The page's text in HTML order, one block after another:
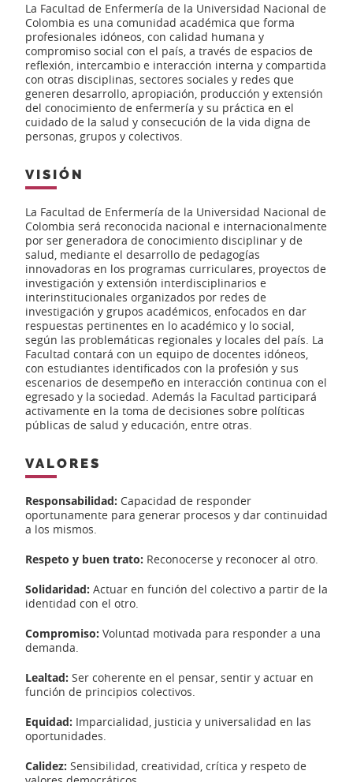
La Facultad de Enfermería de la Universidad Nacional de
Colombia es una comunidad académica que forma
profesionales idóneos, con calidad humana y
compromiso social con el país, a través de espacios de
reflexión, intercambio e interacción interna y compartida
con otras disciplinas, sectores sociales y redes que
generen desarrollo, apropiación, producción y extensión
del conocimiento de enfermería y su práctica en el
cuidado de la salud y consecución de la vida digna de
personas, grupos y colectivos.
VISIÓN
La Facultad de Enfermería de la Universidad Nacional de
Colombia será reconocida nacional e internacionalmente
por ser generadora de conocimiento disciplinar y de
salud, mediante el desarrollo de pedagogías
innovadoras en los programas curriculares, proyectos de
investigación y extensión interdisciplinarios e
interinstitucionales organizados por redes de
investigación y grupos académicos, enfocados en dar
respuestas pertinentes en lo académico y lo social,
según las problemáticas regionales y locales del país. La
Facultad contará con un equipo de docentes idóneos,
con estudiantes identificados con la profesión y sus
escenarios de desempeño en interacción continua con el
egresado y la sociedad. Además la Facultad participará
activamente en la toma de decisiones sobre políticas
públicas de salud y educación, entre otras.
VALORES
Responsabilidad: Capacidad de responder
oportunamente para generar procesos y dar continuidad
a los mismos.
Respeto y buen trato: Reconocerse y reconocer al otro.
Solidaridad: Actuar en función del colectivo a partir de la
identidad con el otro.
Compromiso: Voluntad motivada para responder a una
demanda.
Lealtad: Ser coherente en el pensar, sentir y actuar en
función de principios colectivos.
Equidad: Imparcialidad, justicia y universalidad en las
oportunidades.
Calidez: Sensibilidad, creatividad, crítica y respeto de